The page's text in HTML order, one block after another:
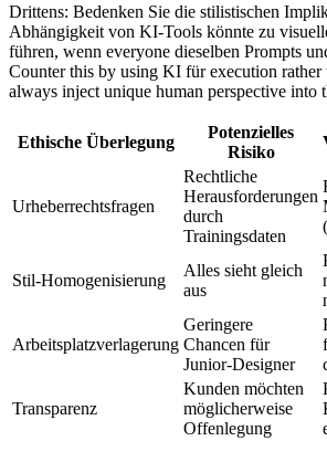
Drittens: Bedenken Sie die stilistischen
Abhängigkeit von KI-Tools könnte zu
führen, wenn everyone dieselben Prompts
Counter this by using KI für execution rather
always inject unique human perspective into
Ethische Überlegung
Potenzielles
Risiko
Urheberrechtsfragen
Rechtliche
Herausforderungen
durch
Trainingsdaten
Stil-Homogenisierung
Alles sieht gleich
aus
Arbeitsplatzverlagerung
Geringere
Chancen für
Junior-Designer
Transparenz
Kunden möchten
möglicherweise
Offenlegung